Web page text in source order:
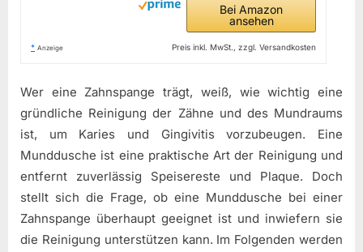
Bei Amazon
ansehen
* Anzeige Preis inkl. MwSt., zzgl. Versandkosten
Wer eine Zahnspange trägt, weiß, wie wichtig eine
gründliche Reinigung der Zähne und des Mundraums
ist, um Karies und Gingivitis vorzubeugen. Eine
Munddusche ist eine praktische Art der Reinigung und
entfernt zuverlässig Speisereste und Plaque. Doch
stellt sich die Frage, ob eine Munddusche bei einer
Zahnspange überhaupt geeignet ist und inwiefern sie
die Reinigung unterstützen kann. Im Folgenden werden